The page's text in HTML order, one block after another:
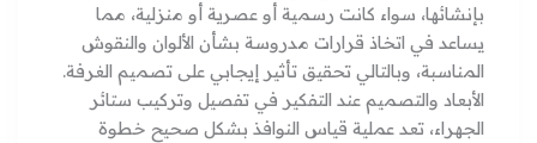
بإنشائها، سواء كانت رسمية أو عصرية أو منزلية، مما
يساعد في اتخاذ قرارات مدروسة بشأن الألوان والنقوش
المناسبة، وبالتالي تحقيق تأثير إيجابي على تصميم الغرفة.
الأبعاد والتصميم عند التفكير في تفصيل وتركيب ستائر
الجهراء، تعد عملية قياس النوافذ بشكل صحيح خطوة